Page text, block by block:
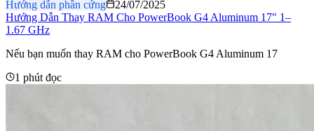
Hướng dẫn phần cứng
24/07/2025
Hướng Dẫn Thay RAM Cho PowerBook G4 Aluminum 17" 1–
1.67 GHz
Nếu bạn muốn thay RAM cho PowerBook G4 Aluminum 17
1 phút đọc